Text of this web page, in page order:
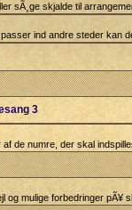
sÃ¸ge skjalde til
ind andre steder kan
3
de numre, der skal
og mulige forbedringer pÃ¥